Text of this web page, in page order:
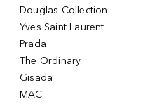
Douglas Collection
Yves Saint Laurent
Prada
The Ordinary
Gisada
MAC